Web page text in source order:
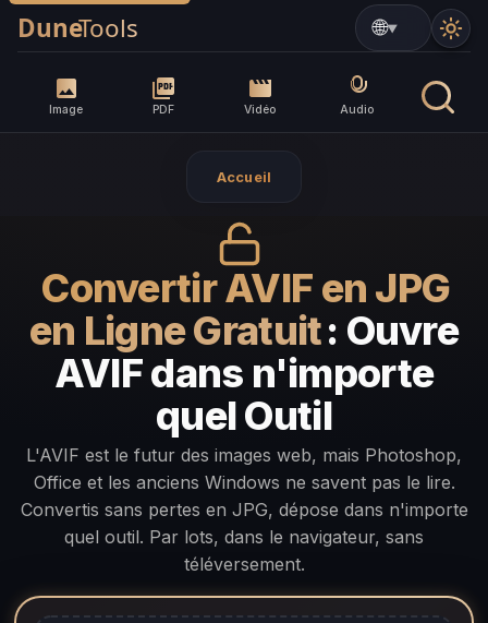
Image PDF Vidéo Audio
▼
Accueil
Convertir AVIF en JPG
en Ligne Gratuit: Ouvre
AVIF dans n'importe
quel Outil
L'AVIF est le futur des images web, mais Photoshop,
Office et les anciens Windows ne savent pas le lire.
Convertis sans pertes en JPG, dépose dans n'importe
quel outil. Par lots, dans le navigateur, sans
téléversement.